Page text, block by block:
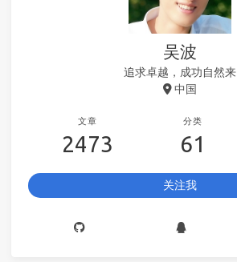
吴波
追求卓越，成功自然来
中国
文章
2473
分类
61
关注我